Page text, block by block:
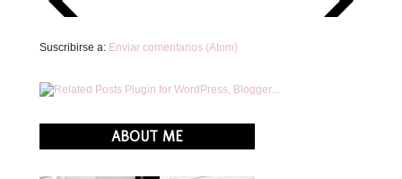
Suscribirse a: Enviar comentarios (Atom)
ABOUT ME